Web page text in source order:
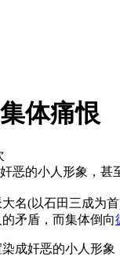
体痛恨
恶的小人形象，
(以石田三成为
矛盾，而集体倒向
奸恶的小人形象